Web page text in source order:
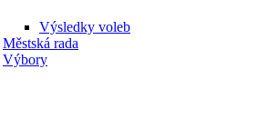
Výsledky voleb
Městská rada
Výbory